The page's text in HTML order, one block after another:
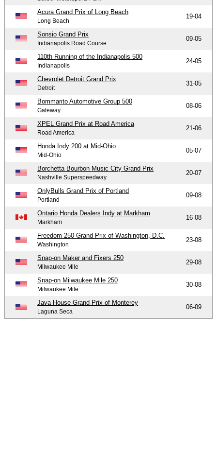
Acura Grand Prix of Long Beach
Long Beach
19-04
Sonsio Grand Prix
Indianapolis Road Course
09-05
110th Running of the Indianapolis 500
Indianapolis
24-05
Chevrolet Detroit Grand Prix
Detroit
31-05
Bommarito Automotive Group 500
Gateway
08-06
XPEL Grand Prix at Road America
Road America
21-06
Honda Indy 200 at Mid-Ohio
Mid-Ohio
05-07
Borchetta Bourbon Music City Grand Prix
Nashville Superspeedway
20-07
OnlyBulls Grand Prix of Portland
Portland
09-08
Ontario Honda Dealers Indy at Markham
Markham
16-08
Freedom 250 Grand Prix of Washington, D.C.
Washington
23-08
Snap-on Maker and Fixers 250
Milwaukee Mile
29-08
Snap-on Milwaukee Mile 250
Milwaukee Mile
30-08
Java House Grand Prix of Monterey
Laguna Seca
06-09